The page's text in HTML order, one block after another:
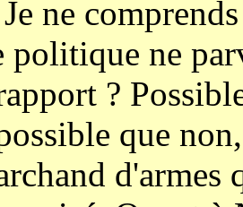
ne
politique ne
?
que
d'armes